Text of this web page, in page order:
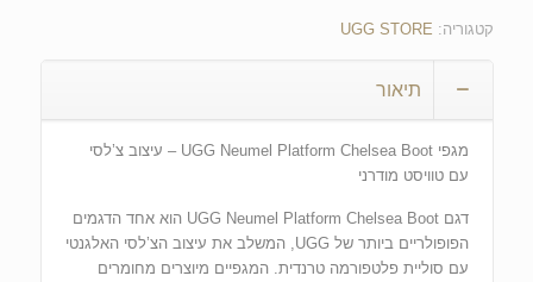
קטגוריה: UGG STORE
תיאור
מגפי UGG Neumel Platform Chelsea Boot – עיצוב צ’לסי
עם טוויסט מודרני
דגם UGG Neumel Platform Chelsea Boot הוא אחד הדגמים
הפופולריים ביותר של UGG, המשלב את עיצוב הצ’לסי האלגנטי
עם סוליית פלטפורמה טרנדית. המגפיים מיוצרים מחומרים